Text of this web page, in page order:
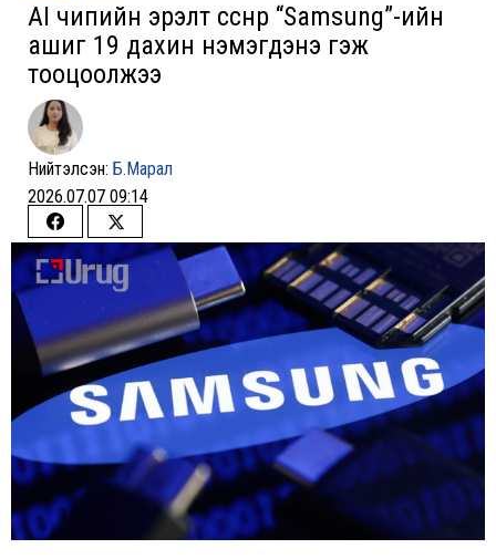
AI чипийн эрэлт өссөнөөр “Samsung”-ийн
ашиг 19 дахин нэмэгдэнэ гэж
тооцоолжээ
Нийтэлсэн: Б.Марал
2026.07.07 09:14
Share
on
Share
on
Twitter